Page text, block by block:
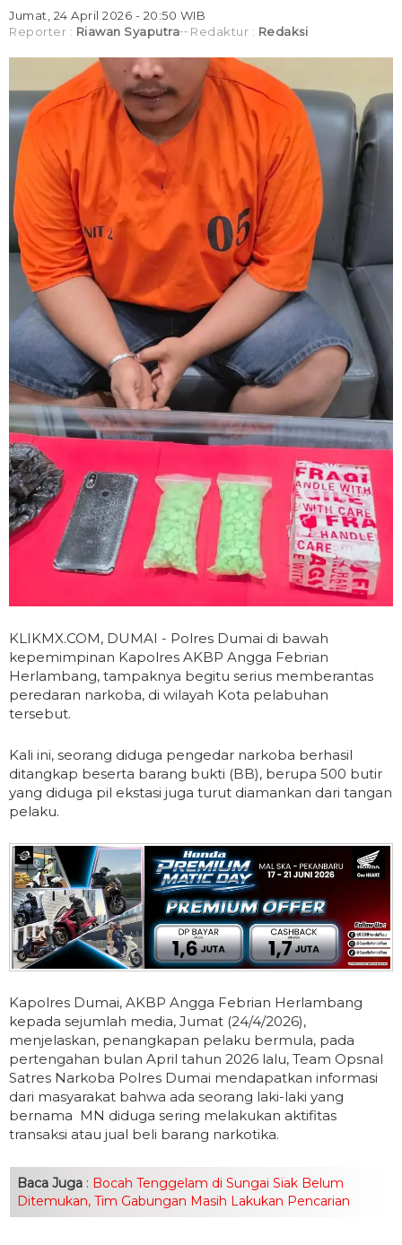
Jumat, 24 April 2026 - 20:50 WIB
Reporter : Riawan Syaputra Redaktur : Redaksi
KLIKMX.COM, DUMAI - Polres Dumai di bawah
kepemimpinan Kapolres AKBP Angga Febrian
Herlambang, tampaknya begitu serius memberantas
peredaran narkoba, di wilayah Kota pelabuhan
tersebut.
Kali ini, seorang diduga pengedar narkoba berhasil
ditangkap beserta barang bukti (BB), berupa 500 butir
yang diduga pil ekstasi juga turut diamankan dari tangan
pelaku.
Kapolres Dumai, AKBP Angga Febrian Herlambang
kepada sejumlah media, Jumat (24/4/2026),
menjelaskan, penangkapan pelaku bermula, pada
pertengahan bulan April tahun 2026 lalu, Team Opsnal
Satres Narkoba Polres Dumai mendapatkan informasi
dari masyarakat bahwa ada seorang laki-laki yang
bernama MN diduga sering melakukan aktifitas
transaksi atau jual beli barang narkotika.
Baca Juga : Bocah Tenggelam di Sungai Siak Belum
Ditemukan, Tim Gabungan Masih Lakukan Pencarian